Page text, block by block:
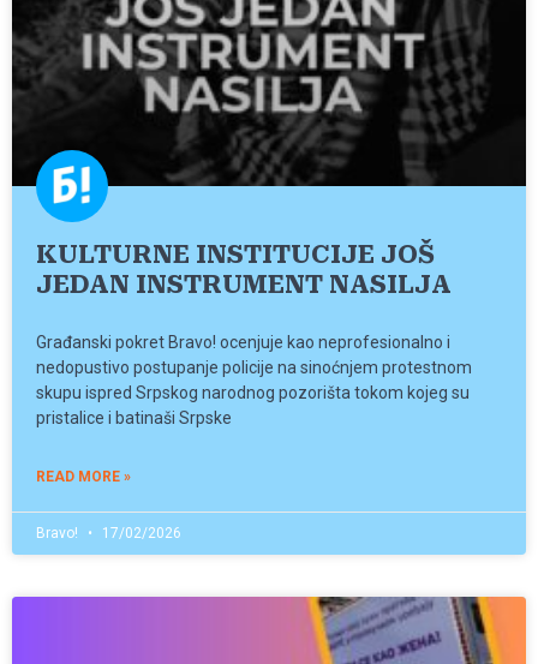
KULTURNE INSTITUCIJE JOŠ
JEDAN INSTRUMENT NASILJA
Građanski pokret Bravo! ocenjuje kao neprofesionalno i
nedopustivo postupanje policije na sinoćnjem protestnom
skupu ispred Srpskog narodnog pozorišta tokom kojeg su
pristalice i batinaši Srpske
READ MORE »
Bravo! 17/02/2026